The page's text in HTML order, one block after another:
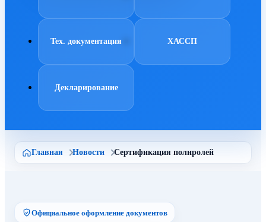
Тех. документация ХАССП
Декларирование
Главная Новости Сертификация полиролей
Официальное оформление документов